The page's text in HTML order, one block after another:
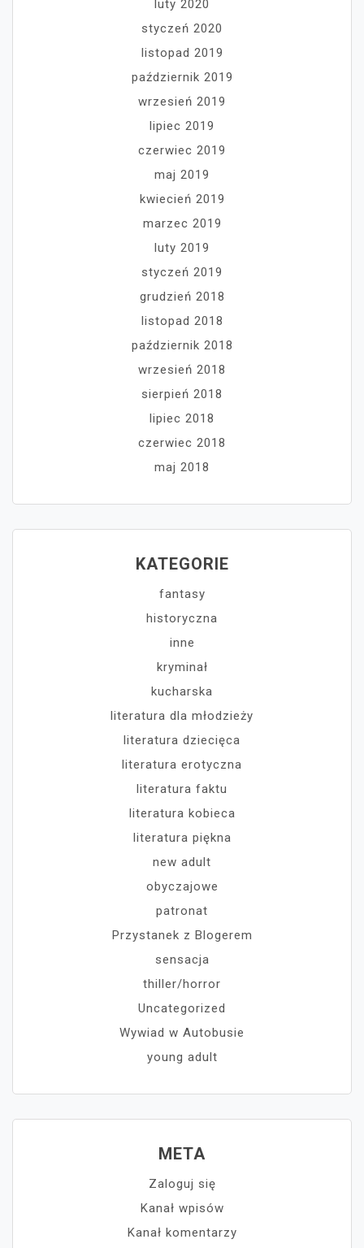
luty 2020
styczeń 2020
listopad 2019
październik 2019
wrzesień 2019
lipiec 2019
czerwiec 2019
maj 2019
kwiecień 2019
marzec 2019
luty 2019
styczeń 2019
grudzień 2018
listopad 2018
październik 2018
wrzesień 2018
sierpień 2018
lipiec 2018
czerwiec 2018
maj 2018
KATEGORIE
fantasy
historyczna
inne
kryminał
kucharska
literatura dla młodzieży
literatura dziecięca
literatura erotyczna
literatura faktu
literatura kobieca
literatura piękna
new adult
obyczajowe
patronat
Przystanek z Blogerem
sensacja
thiller/horror
Uncategorized
Wywiad w Autobusie
young adult
META
Zaloguj się
Kanał wpisów
Kanał komentarzy